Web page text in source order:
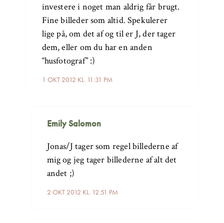
1 OKT 2012 KL. 11:31 PM
investere i noget man aldrig får brugt.
Fine billeder som altid. Spekulerer
lige på, om det af og til er J, der tager
dem, eller om du har en anden
“husfotograf” :)
Emily Salomon
2 OKT 2012 KL. 12:51 PM
Jonas/J tager som regel billederne af
mig og jeg tager billederne af alt det
andet ;)